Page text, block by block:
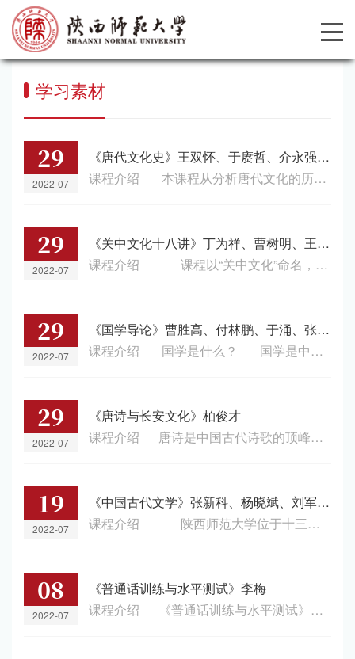
学习素材
29
2022-07
《唐代文化史》王双怀、于赓哲、介永强、胡耀飞、冯立君
课程介绍 本课程从分析唐代文化的历史背景入手，着重讲述唐代教育、哲学、宗教、文学、史学、艺术、天文、科技、民俗等方面的内容。唐王朝非常重视教育事业，学校教育推动了科举制度的发展，科举制度又反过来影响了唐代的教育。唐代思想领域空前活跃，儒学、佛教、道教及其他宗教相互竞争，此消彼长，呈现出前所未有的盛况。文学绚丽多姿，美不胜收。诗歌、散文、小说都取得了一定的成就。史学全面发展，前代史研究和当代...
29
2022-07
《关中文化十八讲》丁为祥、曹树明、王向辉、吴言生、袁祖社
课程介绍 课程以“关中文化”命名，体现了多元共建的思路和对通识课程的性质把握。以上述周秦、汉唐、宋明清等三个主要阶段为侧重点，以时间线索为主轴，以文、史、哲、艺术、民俗等为铺排，将“关中文化”这一大视角纳入到具体领域中来。 通过对该课程的学习，使学生加大对关中文化的了解，通过课外研讨和实践考察辅助教学，增深学生对关学的体悟，对文化的感知，进一步提升我们对关学与关中文化的自觉自信...
29
2022-07
《国学导论》曹胜高、付林鹏、于涌、张甲子
课程介绍 国学是什么？ 国学是中华优秀传统文化的学理性总结。 本课程注重引导大家从国学旁观者转变为国学爱好者，进而从国学爱好者转化为国学研究者。课程从文明史、文化史、学术史的角度，对国学的基本文献、基本命题、基本视角和基本学理进行了全面的概括，并对国学中的自然科学之思、心性修养之道和阅读研究之法做了系统总结。 学习本课程，可以了解经、史、子、集的文献特征，初步掌握经学、史学...
29
2022-07
《唐诗与长安文化》柏俊才
课程介绍 唐诗是中国古代诗歌的顶峰，也是中华民族最为灿烂的文化瑰宝。在现存五万多首唐诗中，“长安”一词出现过一千四百余次，如果再加上“帝城”、“帝京”、“帝乡”“帝王州”、“皇都”、“九城”、“凤城”“上国”、“上京”、“京华”、“咸阳”、“咸京”、“秦京”等代称，以及长安城内道观、寺庙、风景名胜等，与长安有关的诗歌数量会更为庞大。通过这些诗篇，我们可以领悟“万国衣冠拜冕旒”的盛世景象，体...
19
2022-07
《中国古代文学》张新科、杨晓斌、刘军华、刘银昌、魏景波、王伟、高益荣、陈刚、刘锋涛、刘彦青
课程介绍 陕西师范大学位于十三朝古都长安，对了解中国古代文学有得天独厚的地理优势。本课程跨越历朝，从先秦到明清，比较系统地讲述了中国古代文学的发展过程、重要作家的经典性作品，中国文学文化精神的民族特色以及现代意义。课程在章节安排上以时代为线索，在内容上以每个时期的代表性文学成就为核心，以作为民族心灵史的上古神话为开篇的序幕，最后以中国古典小说的经典《红楼梦》结束课程，以达到能够正确领...
08
2022-07
《普通话训练与水平测试》李梅
课程介绍 《普通话训练与水平测试》是面对全校学生开设的语言素养类通识课。它将普通话语音、普通话日常运用与职业口才训练整合贯通，着重针对普通话水平测试进行相关技巧的辅导。课程从普通话语音基础入手，导入日常情境、职场情境等口才训练以及与普通话水平测试相关的口语练习。从而展开有序训练，由浅入深而深入浅出，系统地帮助大家学习掌握必要的理论知识及基本技能。课程平台 学堂在线课程视频链接【学堂在线...